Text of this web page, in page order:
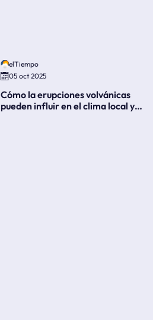
elTiempo
05 oct 2025
Cómo la erupciones volvánicas
pueden influir en el clima local y